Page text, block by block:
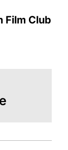
Film Club